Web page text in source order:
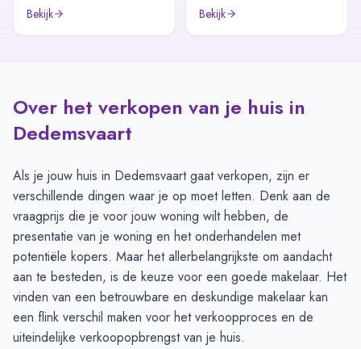
Bekijk Bekijk
Over het verkopen van je huis in
Dedemsvaart
Als je jouw huis in Dedemsvaart gaat verkopen, zijn er
verschillende dingen waar je op moet letten. Denk aan de
vraagprijs die je voor jouw woning wilt hebben, de
presentatie van je woning en het onderhandelen met
potentiële kopers. Maar het allerbelangrijkste om aandacht
aan te besteden, is de keuze voor een goede makelaar. Het
vinden van een betrouwbare en deskundige makelaar kan
een flink verschil maken voor het verkoopproces en de
uiteindelijke verkoopopbrengst van je huis.